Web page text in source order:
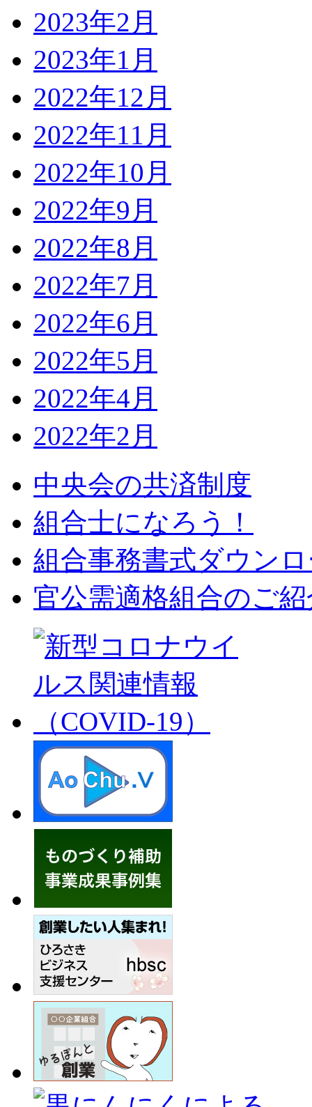
2023年2月
2023年1月
2022年12月
2022年11月
2022年10月
2022年9月
2022年8月
2022年7月
2022年6月
2022年5月
2022年4月
2022年2月
中央会の共済制度
組合士になろう！
組合事務書式ダウン
官公需適格組合のご